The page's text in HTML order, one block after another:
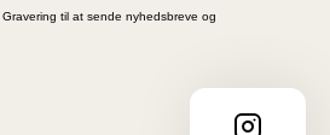
til at sende nyhedsbreve og